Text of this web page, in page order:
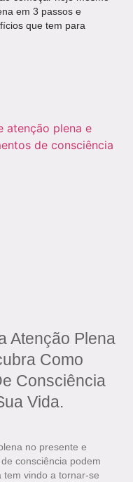
em 3 passos e
que tem para
Atenção Plena
Como
Consciência
Vida.
no presente e
consciência podem
tem vindo a tornar-se